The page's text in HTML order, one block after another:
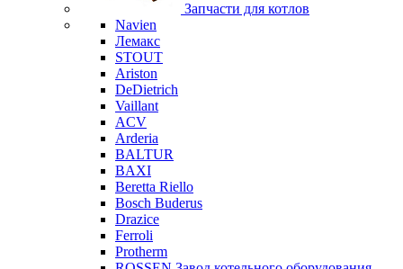
Запчасти для котлов
Navien
Лемакс
STOUT
Ariston
DeDietrich
Vaillant
ACV
Arderia
BALTUR
BAXI
Beretta Riello
Bosch Buderus
Drazice
Ferroli
Protherm